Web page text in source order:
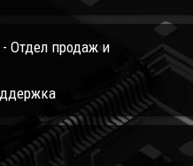
- Отдел продаж и